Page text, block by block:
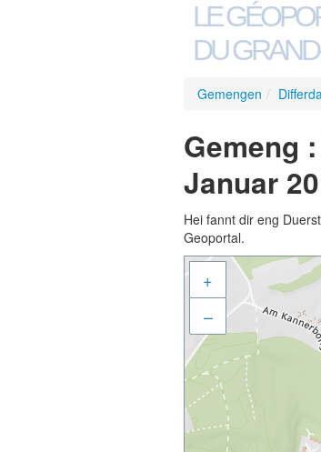
LE
DU
Gemengen /
Gemeng
Januar
Hei fannt dir eng
Geoportal.
+
–